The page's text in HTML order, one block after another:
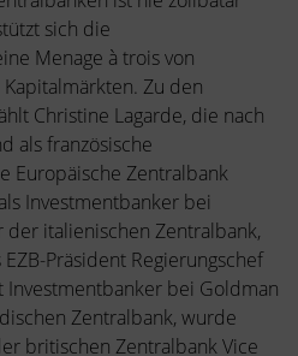
sich die
Menage à trois von
Zu den
Christine Lagarde, die nach
als französische
Europäische Zentralbank
Investmentbanker bei
der italienischen Zentralbank,
Präsident Regierungschef
Investmentbanker bei Goldman
Zentralbank, wurde
britischen Zentralbank Vice